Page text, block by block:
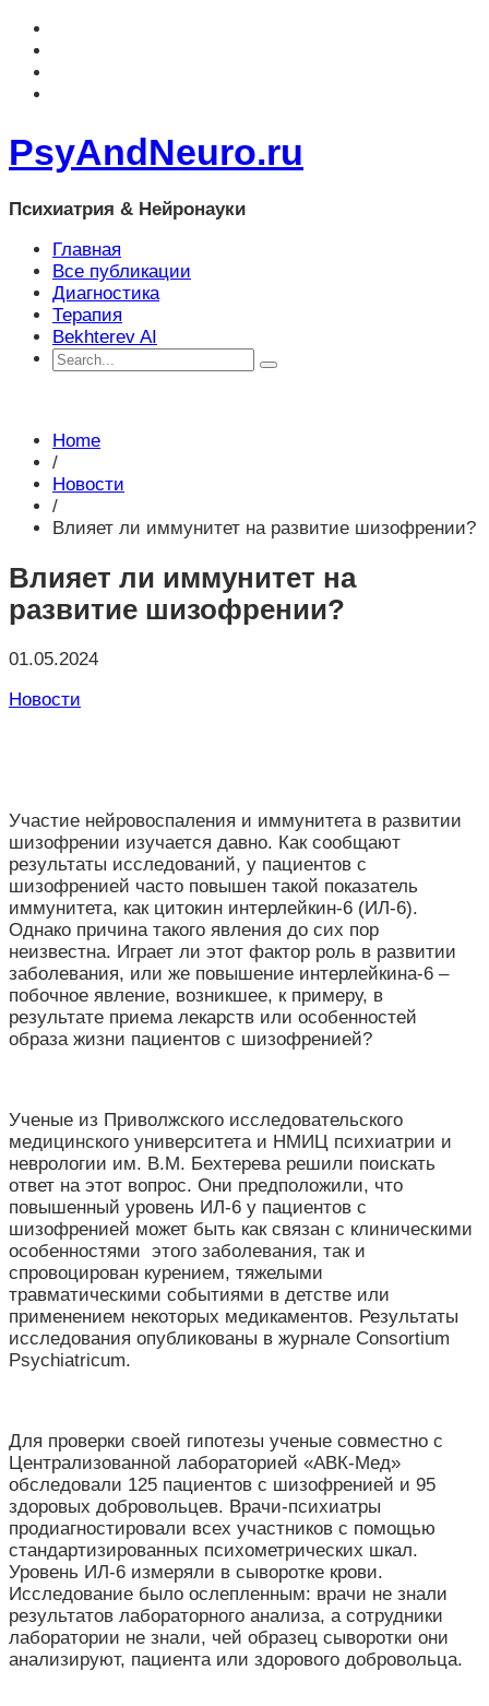
PsyAndNeuro.ru
Психиатрия & Нейронауки
Главная
Все публикации
Диагностика
Терапия
Bekhterev AI
Home
/
Новости
/
Влияет ли иммунитет на развитие шизофрении?
Влияет ли иммунитет на
развитие шизофрении?
01.05.2024
Новости
Участие нейровоспаления и иммунитета в развитии
шизофрении изучается давно. Как сообщают
результаты исследований, у пациентов с
шизофренией часто повышен такой показатель
иммунитета, как цитокин интерлейкин-6 (ИЛ-6).
Однако причина такого явления до сих пор
неизвестна. Играет ли этот фактор роль в развитии
заболевания, или же повышение интерлейкина-6 –
побочное явление, возникшее, к примеру, в
результате приема лекарств или особенностей
образа жизни пациентов с шизофренией?
Ученые из Приволжского исследовательского
медицинского университета и НМИЦ психиатрии и
неврологии им. В.М. Бехтерева решили поискать
ответ на этот вопрос. Они предположили, что
повышенный уровень ИЛ-6 у пациентов с
шизофренией может быть как связан с клиническими
особенностями этого заболевания, так и
спровоцирован курением, тяжелыми
травматическими событиями в детстве или
применением некоторых медикаментов. Результаты
исследования опубликованы в журнале Consortium
Psychiatricum.
Для проверки своей гипотезы ученые совместно с
Централизованной лабораторией «АВК-Мед»
обследовали 125 пациентов с шизофренией и 95
здоровых добровольцев. Врачи-психиатры
продиагностировали всех участников с помощью
стандартизированных психометрических шкал.
Уровень ИЛ-6 измеряли в сыворотке крови.
Исследование было ослепленным: врачи не знали
результатов лабораторного анализа, а сотрудники
лаборатории не знали, чей образец сыворотки они
анализируют, пациента или здорового добровольца.